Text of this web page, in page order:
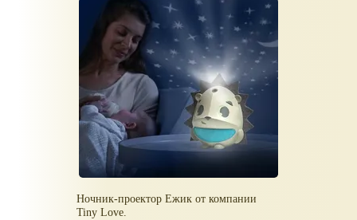
Ночник-проектор Ежик от компании
Tiny Love.